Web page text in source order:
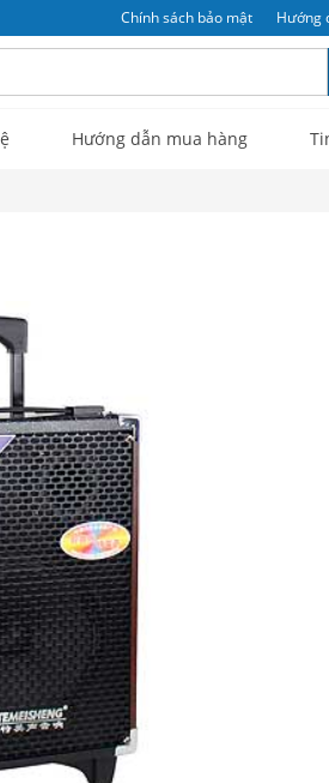
Chính sách bảo mật Hướng
Hướng dẫn mua hàng